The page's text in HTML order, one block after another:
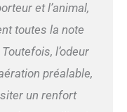
fixé sur les
pour stabiliser la
est également
laisse de
peut être
collier pour
animaux de
et l’animal,
toutes la note
l’odeur
préalable,
un renfort